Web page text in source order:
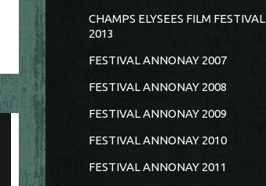
CHAMPS ELYSEES FILM FESTIVAL
2013
FESTIVAL ANNONAY 2007
FESTIVAL ANNONAY 2008
FESTIVAL ANNONAY 2009
FESTIVAL ANNONAY 2010
FESTIVAL ANNONAY 2011